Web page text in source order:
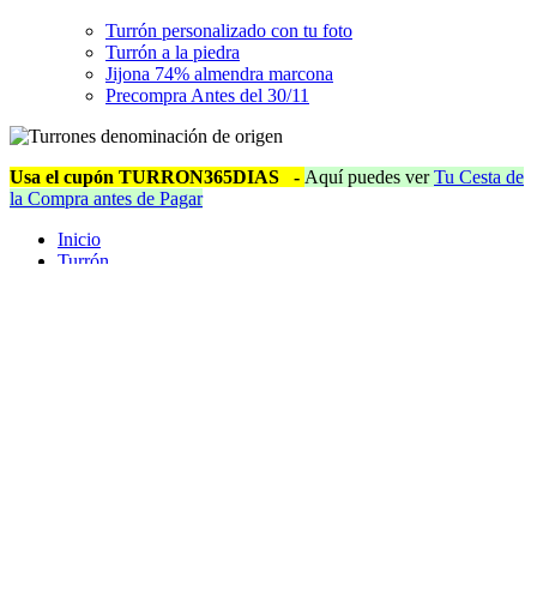
Turrón personalizado con tu foto
Turrón a la piedra
Jijona 74% almendra marcona
Precompra Antes del 30/11
Usa el cupón TURRON365DIAS - Aquí puedes verTu Cesta de
la Compra antes de Pagar
Inicio
Turrón